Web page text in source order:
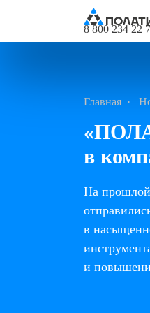
8 800 234 22
Главная
в
На
в
и